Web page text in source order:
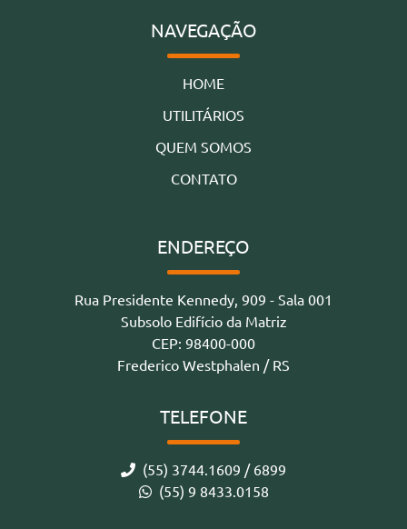
NAVEGAÇÃO
HOME
UTILITÁRIOS
QUEM SOMOS
CONTATO
ENDEREÇO
Rua Presidente Kennedy, 909 - Sala 001
Subsolo Edifício da Matriz
CEP: 98400-000
Frederico Westphalen / RS
TELEFONE
(55) 3744.1609 / 6899
(55) 9 8433.0158